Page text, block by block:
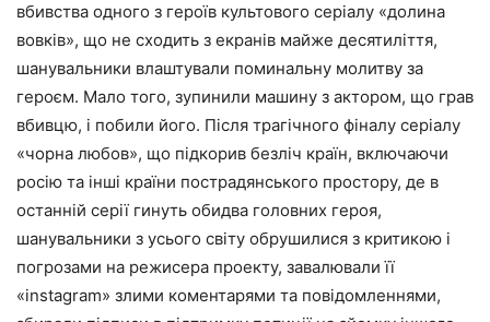
вбивства одного з героїв культового серіалу «долина
вовків», що не сходить з екранів майже десятиліття,
шанувальники влаштували поминальну молитву за
героєм. Мало того, зупинили машину з актором, що грав
вбивцю, і побили його. Після трагічного фіналу серіалу
«чорна любов», що підкорив безліч країн, включаючи
росію та інші країни пострадянського простору, де в
останній серії гинуть обидва головних героя,
шанувальники з усього світу обрушилися з критикою і
погрозами на режисера проекту, завалювали її
«instagram» злими коментарями та повідомленнями,